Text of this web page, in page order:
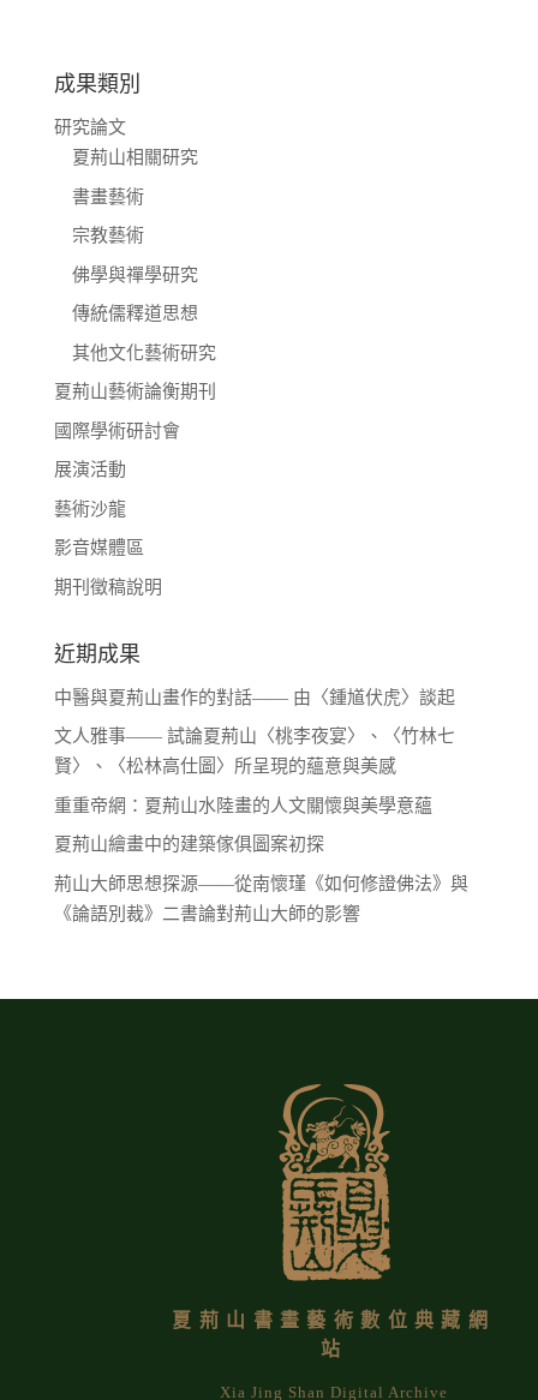
成果類別
研究論文
夏荊山相關研究
書畫藝術
宗教藝術
佛學與禪學研究
傳統儒釋道思想
其他文化藝術研究
夏荊山藝術論衡期刊
國際學術研討會
展演活動
藝術沙龍
影音媒體區
期刊徵稿說明
近期成果
中醫與夏荊山畫作的對話—— 由〈鍾馗伏虎〉談起
文人雅事—— 試論夏荊山〈桃李夜宴〉、〈竹林七
賢〉、〈松林高仕圖〉所呈現的蘊意與美感
重重帝網：夏荊山水陸畫的人文關懷與美學意蘊
夏荊山繪畫中的建築傢俱圖案初探
荊山大師思想探源——從南懷瑾《如何修證佛法》與
《論語別裁》二書論對荊山大師的影響
夏荊山書畫藝術數位典藏網
站
Xia Jing Shan Digital Archive